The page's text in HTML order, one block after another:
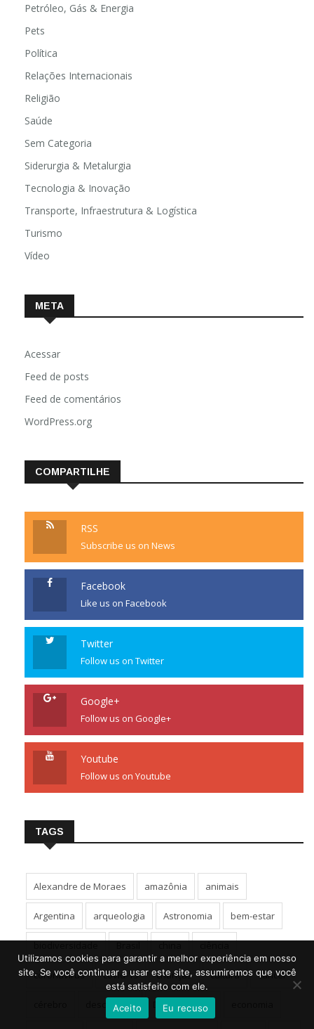
Petróleo, Gás & Energia
Pets
Política
Relações Internacionais
Religião
Saúde
Sem Categoria
Siderurgia & Metalurgia
Tecnologia & Inovação
Transporte, Infraestrutura & Logística
Turismo
Vídeo
META
Acessar
Feed de posts
Feed de comentários
WordPress.org
COMPARTILHE
RSS
Subscribe us on News
Facebook
Like us on Facebook
Twitter
Follow us on Twitter
Google+
Follow us on Google+
Youtube
Follow us on Youtube
TAGS
Alexandre de Moraes amazônia animais
Argentina arqueologia Astronomia bem-estar
coronavírus covid-19 crianças cultura câncer
descoberta Donald Trump
Utilizamos cookies para garantir a melhor experiência em nosso
site. Se você continuar a usar este site, assumiremos que você
está satisfeito com ele.
Aceito
Eu recuso